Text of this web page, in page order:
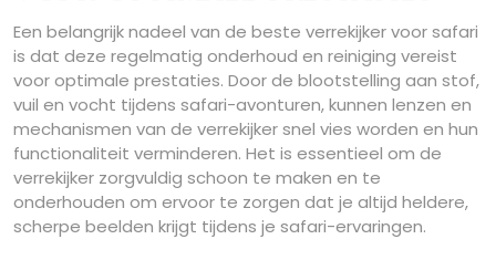
Een belangrijk nadeel van de beste verrekijker voor safari
is dat deze regelmatig onderhoud en reiniging vereist
voor optimale prestaties. Door de blootstelling aan stof,
vuil en vocht tijdens safari-avonturen, kunnen lenzen en
mechanismen van de verrekijker snel vies worden en hun
functionaliteit verminderen. Het is essentieel om de
verrekijker zorgvuldig schoon te maken en te
onderhouden om ervoor te zorgen dat je altijd heldere,
scherpe beelden krijgt tijdens je safari-ervaringen.